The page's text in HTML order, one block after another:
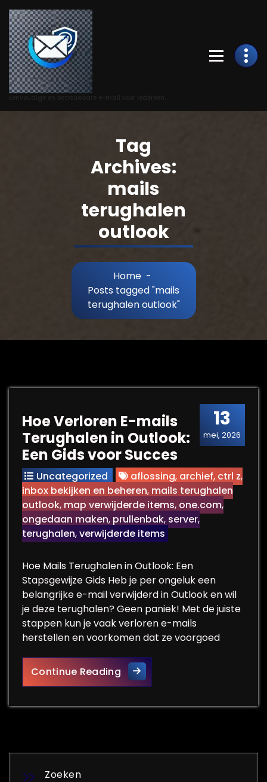
Skip
to
Content
Tag
Archives:
mails
terughalen
outlook
Home -
Posts tagged "mails
terughalen outlook"
13
mei, 2026
Hoe Verloren E-mails
Terughalen in Outlook:
Een Gids voor Succes
Uncategorized aflossing, archief, ctrl z,
inbox bekijken en beheren, mails terughalen
outlook, map verwijderde items, one.com,
ongedaan maken, prullenbak, server,
terughalen,verwijderde items
Hoe Mails Terughalen in Outlook: Een
Stapsgewijze Gids Heb je per ongeluk een
belangrijke e-mail verwijderd in Outlook en wil
je deze terughalen? Geen paniek! Met de juiste
stappen kun je vaak verloren e-mails
herstellen en voorkomen dat ze voorgoed
Continue ReadingHoe Verloren E-mails
Zoeken